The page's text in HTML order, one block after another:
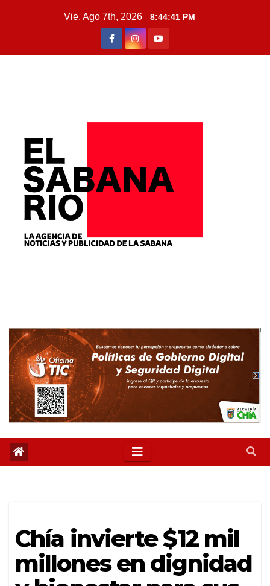
Vie. Ago 7th, 2026 8:44:42 PM
Chía invierte $12 mil
millones en dignidad